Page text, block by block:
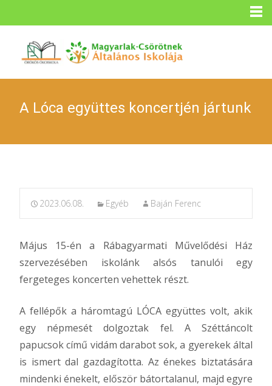
A Lóca együttes koncertjén jártunk
2023.06.08. Egyéb Baján Ferenc
Május 15-én a Rábagyarmati Művelődési Ház
szervezésében iskolánk alsós tanulói egy
fergeteges koncerten vehettek részt.
A fellépők a háromtagú LÓCA együttes volt, akik
egy népmesét dolgoztak fel. A Széttáncolt
papucsok című vidám darabot sok, a gyerekek által
is ismert dal gazdagította. Az énekes biztatására
mindenki énekelt, először bátortalanul, majd egyre